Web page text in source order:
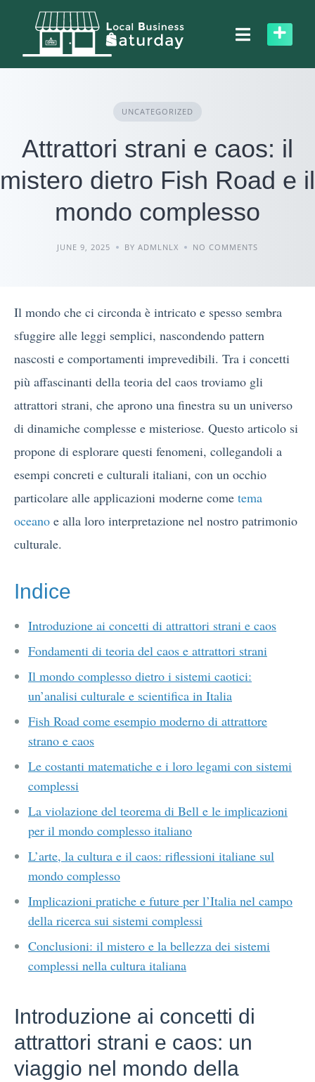
UNCATEGORIZED
Attrattori strani e caos: il
mistero dietro Fish Road e il
mondo complesso
JUNE 9, 2025 BY ADMLNLX NO COMMENTS
Il mondo che ci circonda è intricato e spesso sembra
sfuggire alle leggi semplici, nascondendo pattern
nascosti e comportamenti imprevedibili. Tra i concetti
più affascinanti della teoria del caos troviamo gli
attrattori strani, che aprono una finestra su un universo
di dinamiche complesse e misteriose. Questo articolo si
propone di esplorare questi fenomeni, collegandoli a
esempi concreti e culturali italiani, con un occhio
particolare alle applicazioni moderne come tema
oceano e alla loro interpretazione nel nostro patrimonio
culturale.
Indice
Introduzione ai concetti di attrattori strani e caos
Fondamenti di teoria del caos e attrattori strani
Il mondo complesso dietro i sistemi caotici:
un’analisi culturale e scientifica in Italia
Fish Road come esempio moderno di attrattore
strano e caos
Le costanti matematiche e i loro legami con sistemi
complessi
La violazione del teorema di Bell e le implicazioni
per il mondo complesso italiano
L’arte, la cultura e il caos: riflessioni italiane sul
mondo complesso
Implicazioni pratiche e future per l’Italia nel campo
della ricerca sui sistemi complessi
Conclusioni: il mistero e la bellezza dei sistemi
complessi nella cultura italiana
Introduzione ai concetti di
attrattori strani e caos: un
viaggio nel mondo della